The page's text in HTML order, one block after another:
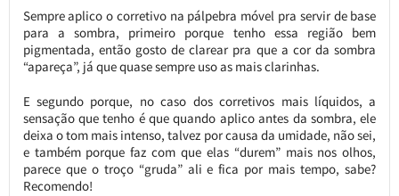
Sempre aplico o corretivo na pálpebra móvel pra servir de base
para a sombra, primeiro porque tenho essa região bem
pigmentada, então gosto de clarear pra que a cor da sombra
“apareça”, já que quase sempre uso as mais clarinhas.
E segundo porque, no caso dos corretivos mais líquidos, a
sensação que tenho é que quando aplico antes da sombra, ele
deixa o tom mais intenso, talvez por causa da umidade, não sei,
e também porque faz com que elas “durem” mais nos olhos,
parece que o troço “gruda” ali e fica por mais tempo, sabe?
Recomendo!